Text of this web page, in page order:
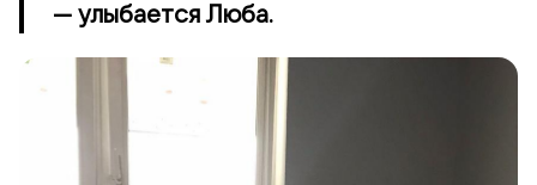
— улыбается Люба.